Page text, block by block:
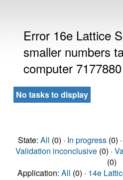
Error 16e Lattice
smaller numbers
computer 7177880
No tasks to display
State: All (0) · In progress(0) ·
Validation inconclusive(0) ·
(0)
Application: All (0) · 14e